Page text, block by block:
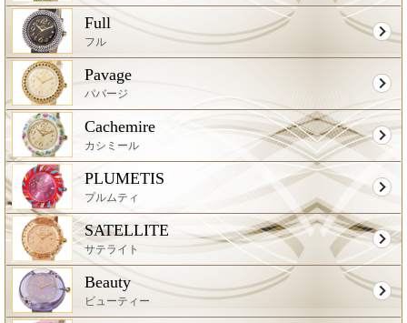
Full
フル
Pavage
パバージ
Cachemire
カシミール
PLUMETIS
プルムティ
SATELLITE
サテライト
Beauty
ビューティー